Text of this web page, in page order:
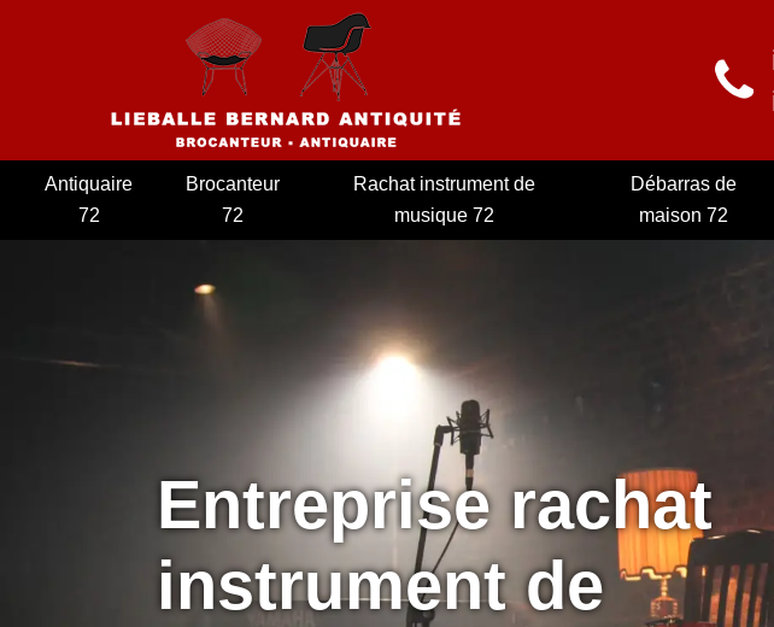
Antiquaire
72
Brocanteur
72
Rachat instrument de
musique 72
Débarras de
maison 72
Entreprise rachat
instrument de